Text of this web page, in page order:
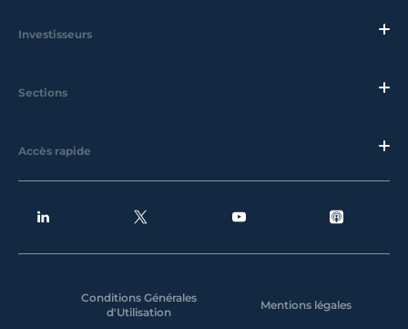
Investisseurs
Sections
Accès rapide
Conditions Générales
d'Utilisation
Mentions légales